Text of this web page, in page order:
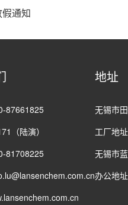
通知
87661825
（陆演）
81708225
地址
无锡市
工厂地
无锡市
办公地